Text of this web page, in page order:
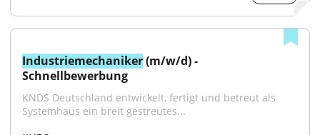
Industriemechaniker (m/w/d) -
Schnellbewerbung
KNDS Deutschland entwickelt, fertigt und betreut als
Systemhaus ein breit gestreutes...